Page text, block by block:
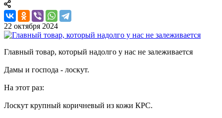
22 октября 2024
Главный товар, который надолго у нас не залеживается
Дамы и господа - лоскут.
На этот раз:
Лоскут крупный коричневый из кожи КРС.